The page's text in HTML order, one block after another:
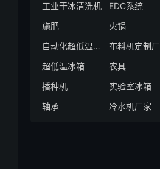
工业干冰清洗机
EDC系统
施肥
火锅
自动化超低温存储系统厂家
布料机定制
超低温冰箱
农具
播种机
实验室冰箱
轴承
冷水机厂家